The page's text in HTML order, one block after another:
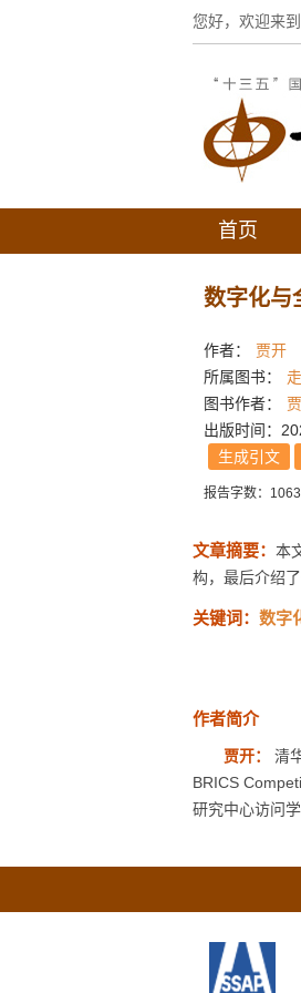
您好，欢迎来
首页
数字化与
作者：
贾开
所属图书：
图书作者：
出版时间：
生成引文
报告字数：
文章摘要： 本
构，最后介绍
关键词： 数字
作者简介
贾开：
清
BRICS
研究中心访问